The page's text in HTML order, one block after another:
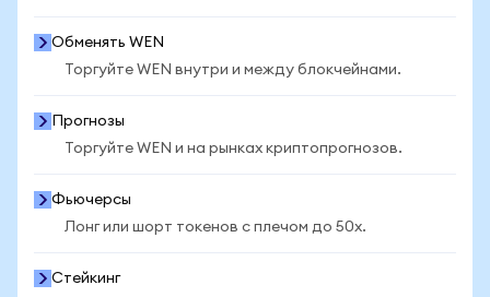
Обменять WEN
Торгуйте WEN внутри и между блокчейнами.
Прогнозы
Торгуйте WEN и на рынках криптопрогнозов.
Фьючерсы
Лонг или шорт токенов с плечом до 50x.
Стейкинг